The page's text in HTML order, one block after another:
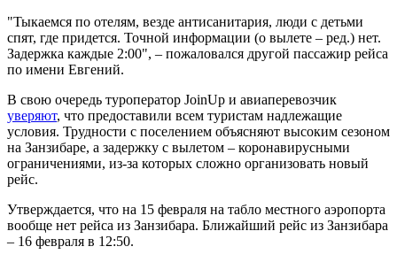
"Тыкаемся по отелям, везде антисанитария, люди с детьми
спят, где придется. Точной информации (о вылете – ред.) нет.
Задержка каждые 2:00", – пожаловался другой пассажир рейса
по имени Евгений.
В свою очередь туроператор JoinUp и авиаперевозчик
уверяют, что предоставили всем туристам надлежащие
условия. Трудности с поселением объясняют высоким сезоном
на Занзибаре, а задержку с вылетом – коронавирусными
ограничениями, из-за которых сложно организовать новый
рейс.
Утверждается, что на 15 февраля на табло местного аэропорта
вообще нет рейса из Занзибара. Ближайший рейс из Занзибара
– 16 февраля в 12:50.